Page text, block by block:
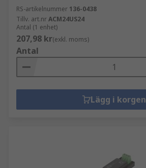
RS-artikelnummer 136-0438
Tillv. art.nrACM24US24
Antal (1 enhet)
207,98 kr(exkl. moms)
Antal
Lägg i korgen